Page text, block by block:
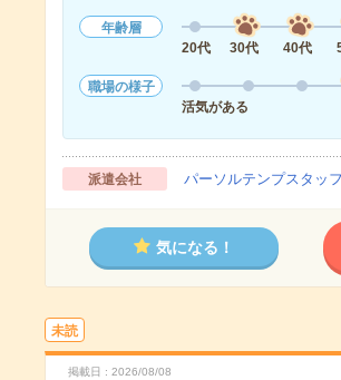
年齢層
20代
30代 40代
職場の様子
活気がある
派遣会社 パーソルテンプスタッ
気になる！
未読
掲載日 2026/08/08